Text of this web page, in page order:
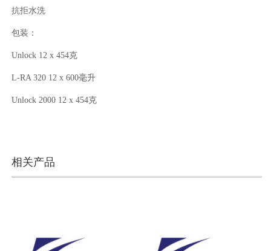
抗拒水洗
包装：
Unlock 12 x 454克
L-RA 320 12 x 600毫升
Unlock 2000 12 x 454克
相关产品